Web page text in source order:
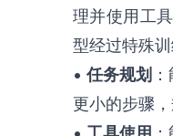
理并使用工
型经过特殊
• 任务规划
更小的步骤